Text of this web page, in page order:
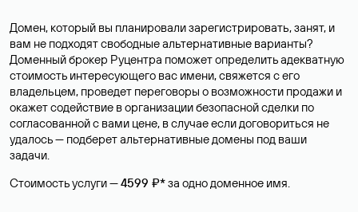
Домен, который вы планировали зарегистрировать, занят, и
вам не подходят свободные альтернативные варианты?
Доменный брокер Руцентра поможет определить адекватную
стоимость интересующего вас имени, свяжется с его
владельцем, проведет переговоры о возможности продажи и
окажет содействие в организации безопасной сделки по
согласованной с вами цене, в случае если договориться не
удалось — подберет альтернативные домены под ваши
задачи.
Стоимость услуги —4599 ₽*за одно доменное имя.